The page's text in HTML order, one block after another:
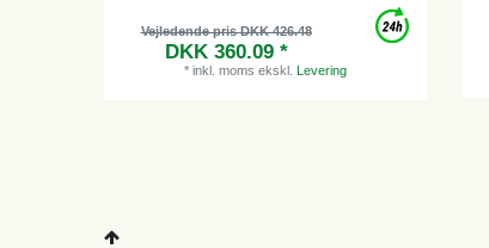
Vejledende pris DKK 426.48
DKK 360.09 *
* inkl. moms ekskl. Levering